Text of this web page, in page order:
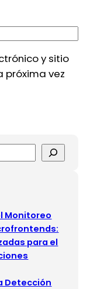
y sitio
próxima vez
Monitoreo
para el
Detección